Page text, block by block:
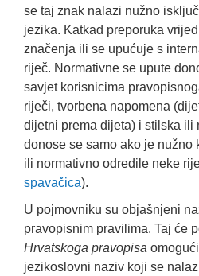
se taj znak nalazi nužno
jezika. Katkad preporuka
značenja ili se upućuje s
riječ. Normativne se upute
savjet korisnicima
riječi, tvorbena napomena
dijetni prema dijeta) i stilska ili
donose se samo ako je nužno
ili normativno odredile neke
spavačica).
U pojmovniku su objašnjeni
pravopisnim pravilima. Taj će
Hrvatskoga pravopisa
jezikoslovni naziv koji se